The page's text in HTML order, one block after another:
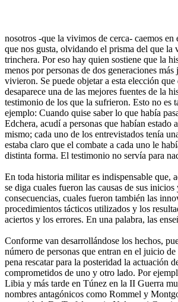
nosotros -que la vivimos de cerca- caemos en
que nos gusta, olvidando el prisma del que la
trinchera. Por eso hay quien sostiene que la
menos por personas de dos generaciones
vivieron. Se puede objetar a esta elección que
desaparece una de las mejores fuentes de la
testimonio de los que la sufrieron. Esto no es
ejemplo: Cuando quise saber lo que había
Edchera, acudí a personas que habían
mismo; cada uno de los entrevistados tenía
estaba claro que el combate a cada uno le
distinta forma. El testimonio no servía para
En toda historia militar es indispensable que,
se diga cuales fueron las causas de sus
consecuencias, cuales fueron también las
procedimientos tácticos utilizados y los
aciertos y los errores. En una palabra, las
Conforme van desarrollándose los hechos,
número de personas que entran en el juicio
pena rescatar para la posteridad la actuación
comprometidos de uno y otro lado. Por
Libia y más tarde en Túnez en la II Guerra
nombres antagónicos como Rommel y